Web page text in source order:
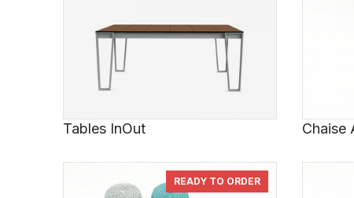
Tables InOut Chaise
READY TO ORDER